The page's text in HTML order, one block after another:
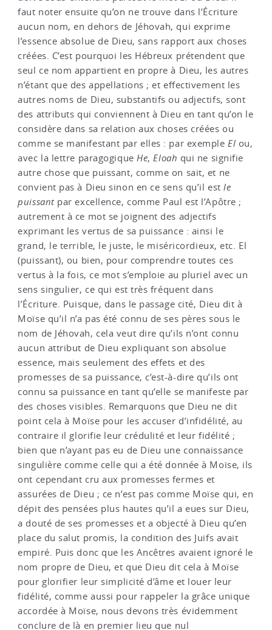
faut noter ensuite qu’on ne trouve dans l’Écriture
aucun nom, en dehors de Jéhovah, qui exprime
l’essence absolue de Dieu, sans rapport aux choses
créées. C’est pourquoi les Hébreux prétendent que
seul ce nom appartient en propre à Dieu, les autres
n’étant que des appellations ; et effectivement les
autres noms de Dieu, substantifs ou adjectifs, sont
des attributs qui conviennent à Dieu en tant qu’on le
considère dans sa relation aux choses créées ou
comme se manifestant par elles : par exempleEl ou,
avec la lettre paragogiqueHe,Eloah qui ne signifie
autre chose que puissant, comme on sait, et ne
convient pas à Dieu sinon en ce sens qu’il estle
puissantpar excellence, comme Paul est l’Apôtre ;
autrement à ce mot se joignent des adjectifs
exprimant les vertus de sa puissance : ainsi le
grand, le terrible, le juste, le miséricordieux, etc. El
(puissant), ou bien, pour comprendre toutes ces
vertus à la fois, ce mot s’emploie au pluriel avec un
sens singulier, ce qui est très fréquent dans
l’Écriture. Puisque, dans le passage cité, Dieu dit à
Moïse qu’il n’a pas été connu de ses pères sous le
nom de Jéhovah, cela veut dire qu’ils n’ont connu
aucun attribut de Dieu expliquant son absolue
essence, mais seulement des effets et des
promesses de sa puissance, c’est-à-dire qu’ils ont
connu sa puissance en tant qu’elle se manifeste par
des choses visibles. Remarquons que Dieu ne dit
point cela à Moïse pour les accuser d’infidélité, au
contraire il glorifie leur crédulité et leur fidélité ;
bien que n’ayant pas eu de Dieu une connaissance
singulière comme celle qui a été donnée à Moïse, ils
ont cependant cru aux promesses fermes et
assurées de Dieu ; ce n’est pas comme Moïse qui, en
dépit des pensées plus hautes qu’il a eues sur Dieu,
a douté de ses promesses et a objecté à Dieu qu’en
place du salut promis, la condition des Juifs avait
empiré. Puis donc que les Ancêtres avaient ignoré le
nom propre de Dieu, et que Dieu dit cela à Moïse
pour glorifier leur simplicité d’âme et louer leur
fidélité, comme aussi pour rappeler la grâce unique
accordée à Moïse, nous devons très évidemment
conclure de là en premier lieu que nul